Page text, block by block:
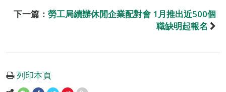
下一篇： 勞工局續辦休閒企業配對會 1月推出近500個
職缺明起報名
列印本頁